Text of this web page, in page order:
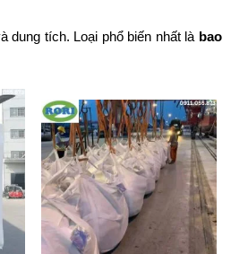
tích. Loại phổ biến nhất là bao